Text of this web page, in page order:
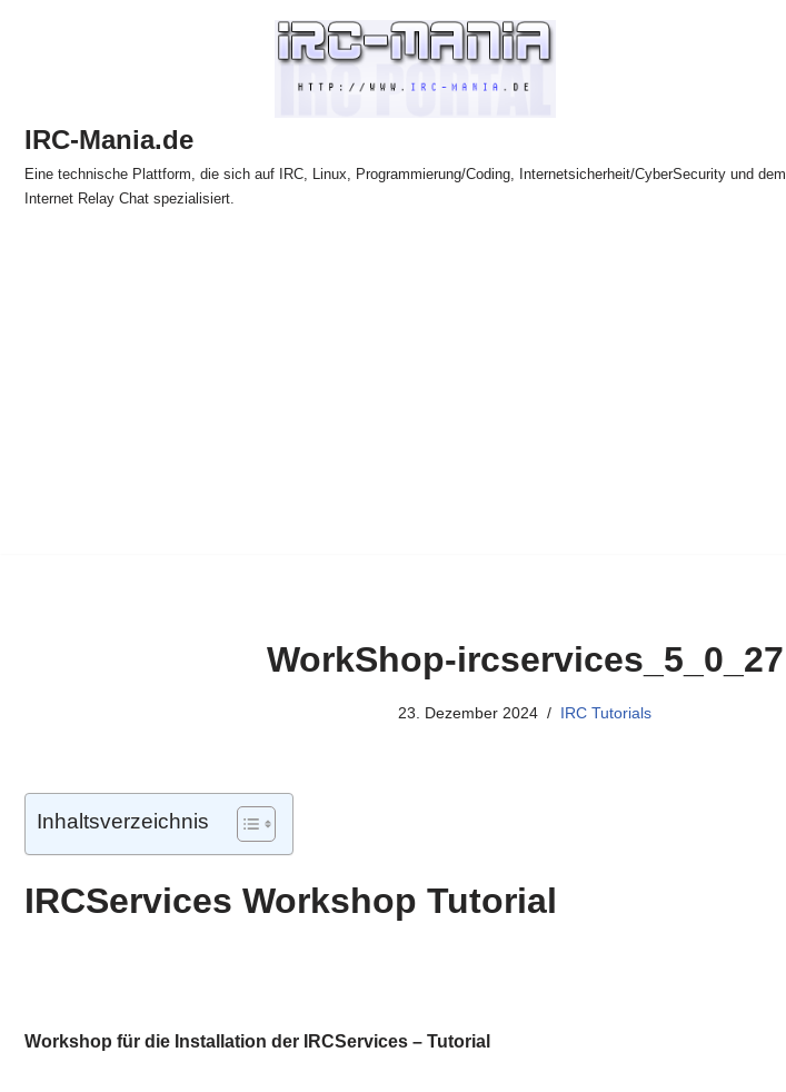
IRC-Mania.de
Eine technische Plattform, die sich auf IRC, Linux, Programmierung/Coding, Internetsicherheit/CyberSecurity und dem
Internet Relay Chat spezialisiert.
WorkShop-ircservices_5_0_27
23. Dezember 2024 IRC Tutorials
Inhaltsverzeichnis
IRCServices Workshop Tutorial
Workshop für die Installation der IRCServices – Tutorial